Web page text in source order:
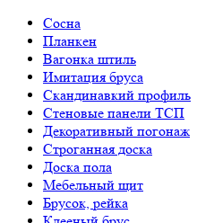
Сосна
Планкен
Вагонка штиль
Имитация бруса
Скандинавкий профиль
Стеновые панели ТСП
Декоративный погонаж
Строганная доска
Доска пола
Мебельный щит
Брусок, рейка